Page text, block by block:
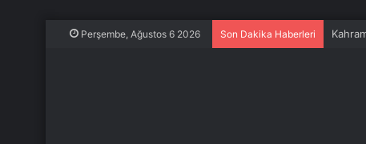
Perşembe, Ağustos 6 2026 Son Dakika Haberleri